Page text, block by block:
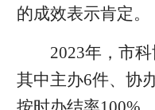
的成效表示肯定。
2023年，市
其中主办6件、协